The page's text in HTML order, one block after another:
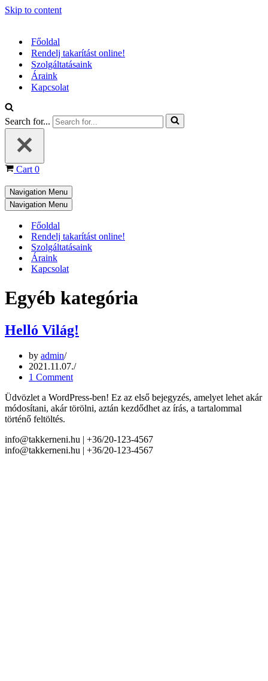
Skip to content
Főoldal
Rendelj takarítást online!
Szolgáltatásaink
Áraink
Kapcsolat
Search for...
Cart 0
Navigation Menu
Navigation Menu
Főoldal
Rendelj takarítást online!
Szolgáltatásaink
Áraink
Kapcsolat
Egyéb kategória
Helló Világ!
by admin
2021.11.07.
1 Comment
Üdvözlet a WordPress-ben! Ez az első bejegyzés, amelyet lehet akár
módosítani, akár törölni, aztán kezdődhet az írás, a tartalommal
történő feltöltés.
info@takkerneni.hu | +36/20-123-4567
info@takkerneni.hu | +36/20-123-4567